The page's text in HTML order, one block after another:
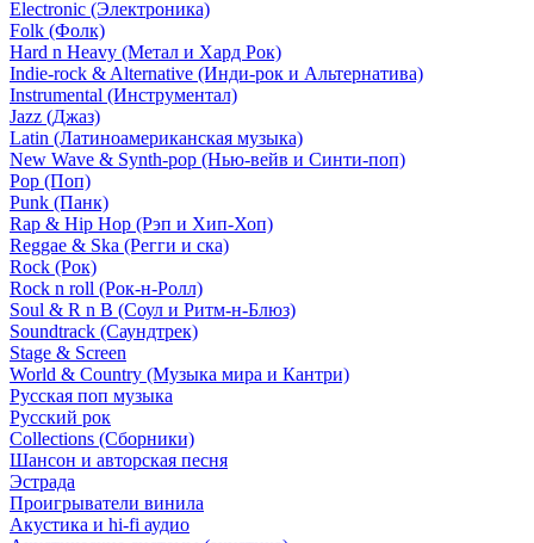
Electronic (Электроника)
Folk (Фолк)
Hard n Heavy (Метал и Хард Рок)
Indie-rock & Alternative (Инди-рок и Альтернатива)
Instrumental (Инструментал)
Jazz (Джаз)
Latin (Латиноамериканская музыка)
New Wave & Synth-pop (Нью-вейв и Синти-поп)
Pop (Поп)
Punk (Панк)
Rap & Hip Hop (Рэп и Хип-Хоп)
Reggae & Ska (Регги и ска)
Rock (Рок)
Rock n roll (Рок-н-Ролл)
Soul & R n B (Соул и Ритм-н-Блюз)
Soundtrack (Саундтрек)
Stage & Screen
World & Country (Музыка мира и Кантри)
Русская поп музыка
Русский рок
Сollections (Сборники)
Шансон и авторская песня
Эстрада
Проигрыватели винила
Акустика и hi-fi аудио